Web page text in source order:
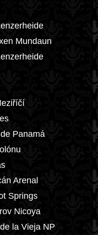
Mundaun
Panamá
Arenal
Springs
Nicoya
la Vieja NP